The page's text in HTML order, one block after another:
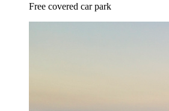
Free covered car park